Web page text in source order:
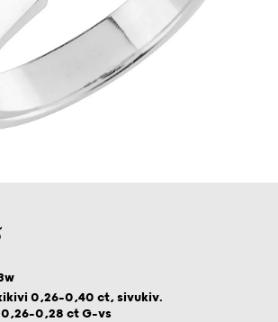
0,26–0,40 ct, sivukiv.
ct G-vs